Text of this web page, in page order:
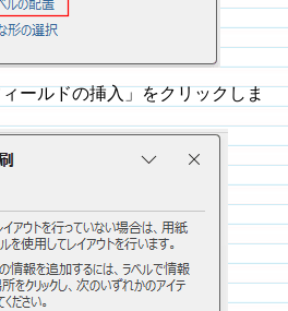
ールドの挿入」をクリックしま